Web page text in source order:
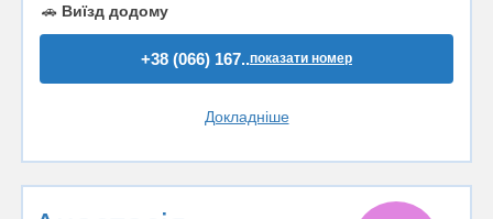
🚗 Виїзд додому
+38 (066) 167..показати номер
Докладніше